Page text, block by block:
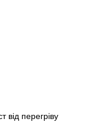
від перегріву